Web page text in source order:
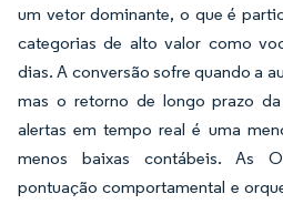
um vetor dominante, o que é
categorias de alto valor como
dias. A conversão sofre quando a
mas o retorno de longo prazo
alertas em tempo real é uma
menos baixas contábeis. As
pontuação comportamental e